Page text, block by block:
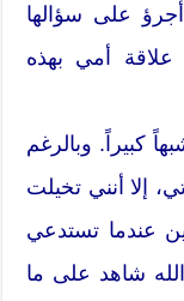
على سؤالها
علاقة أمي بهذه
كبيراً. وبالرغم
إلا أنني تخيلت
عندما تستدعي
شاهد على ما